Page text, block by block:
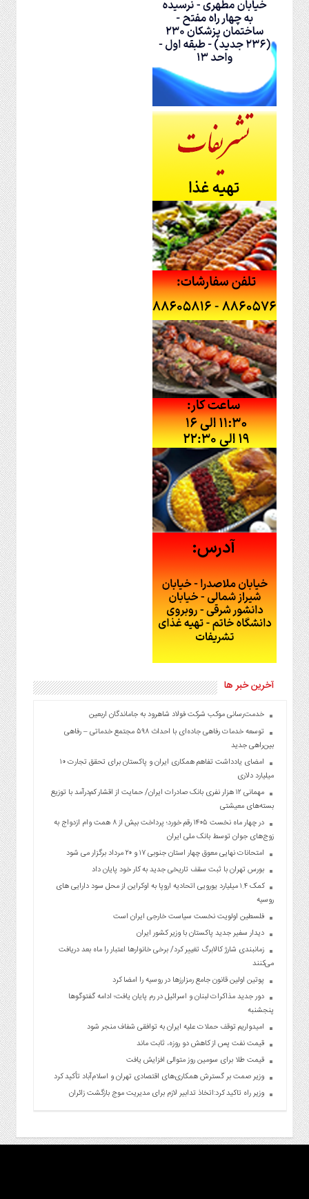
آخرین خبر ها
خدمت‌رسانی موکب شرکت فولاد شاهرود به جاماندگان اربعین
توسعه خدمات رفاهی جاده‌ای با احداث ۵۹۸ مجتمع خدماتی – رفاهی
بین‌راهی جدید
امضای یادداشت تفاهم همکاری ایران و پاکستان برای تحقق تجارت ۱۰
میلیارد دلاری
مهمانی ۱۲ هزار نفری بانک صادرات ایران/ حمایت از اقشار کم‌درآمد با توزیع
بسته‌های معیشتی
در چهار ماه نخست ۱۴۰۵ رقم خورد؛ پرداخت بیش از ۸ همت وام ازدواج به
زوج‌های جوان توسط بانک ملی ایران
امتحانات نهایی معوق چهار استان جنوبی ۱۷ و ۲۰ مرداد برگزار می شود
بورس تهران با ثبت سقف تاریخی جدید به کار خود پایان داد
کمک ۱.۴ میلیارد یورویی اتحادیه اروپا به اوکراین از محل سود دارایی های
روسیه
فلسطین اولویت نخست سیاست خارجی ایران است
دیدار سفیر جدید پاکستان با وزیر کشور ایران
زمانبندی شارژ کالابرگ تغییر کرد/ برخی خانوارها اعتبار را ماه بعد دریافت
می‌کنند
پوتین اولین قانون جامع رمزارزها در روسیه را امضا کرد
دور جدید مذاکرات لبنان و اسرائیل در رم پایان یافت؛ ادامه گفتوگوها
پنجشنبه
امیدواریم توقف حملات علیه ایران به توافقی شفاف منجر شود
قیمت نفت پس از کاهش دو روزه، ثابت ماند
قیمت طلا برای سومین روز متوالی افزایش یافت
وزیر صمت بر گسترش همکاری‌های اقتصادی تهران و اسلام‌آباد تأکید کرد
وزیر راه تاکید کرد:اتخاذ تدابیر لازم برای مدیریت موج بازگشت زائران